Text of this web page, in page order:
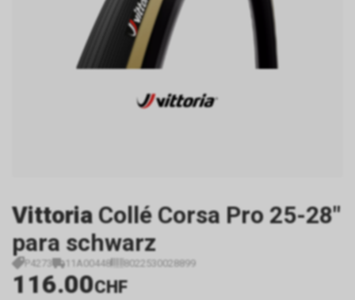
Vittoria Collé Corsa Pro 25-28"
para schwarz
P4273 11A00448 8022530028899
116.00CHF